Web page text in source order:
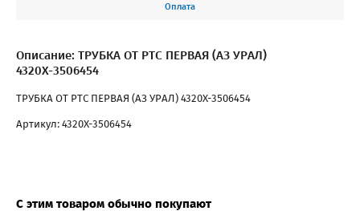
Оплата
Описание: ТРУБКА ОТ РТС ПЕРВАЯ (АЗ УРАЛ)
4320Х-3506454
ТРУБКА ОТ РТС ПЕРВАЯ (АЗ УРАЛ) 4320Х-3506454
Артикул: 4320Х-3506454
С этим товаром обычно покупают